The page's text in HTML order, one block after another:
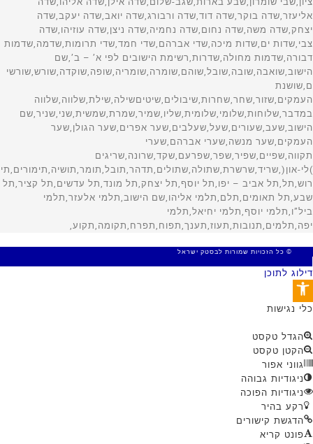
© כל הזכויות שמורות לבסטק ישראל
דילוג לתוכן
פתח סרגל נגישות
כלי נגישות
הגדל טקסט
הקטן טקסט
גווני אפור
ניגודיות גבוהה
ניגודיות הפוכה
רקע בהיר
הדגשת קישורים
פונט קריא